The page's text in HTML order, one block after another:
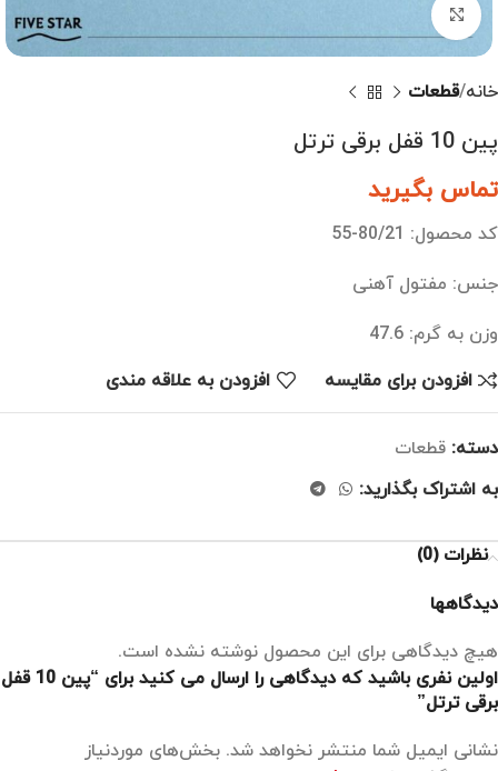
بزرگنمایی تصویر
خانه قطعات
پین 10 قفل برقی ترتل
تماس بگیرید
کد محصول: 80/21-55
جنس: مفتول آهنی
وزن به گرم: 47.6
افزودن برای مقایسه
افزودن به علاقه مندی
دسته: قطعات
به اشتراک بگذارید:
نظرات (0)
دیدگاهها
هیچ دیدگاهی برای این محصول نوشته نشده است.
اولین نفری باشید که دیدگاهی را ارسال می کنید برای “پین 10 قفل
برقی ترتل”
نشانی ایمیل شما منتشر نخواهد شد. بخش‌های موردنیاز